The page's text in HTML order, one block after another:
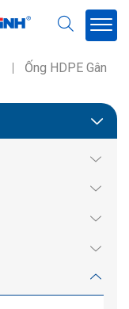
Ống HDPE Gân